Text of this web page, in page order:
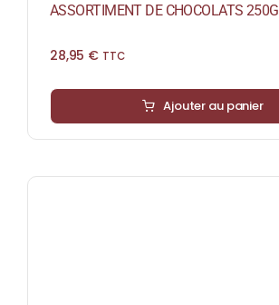
ASSORTIMENT DE CHOCOLATS 250G
28,95 € TTC
Ajouter au panier